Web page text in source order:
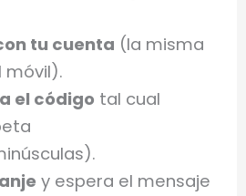
tu cuenta (la misma
móvil).
el código tal cual
y espera el mensaje